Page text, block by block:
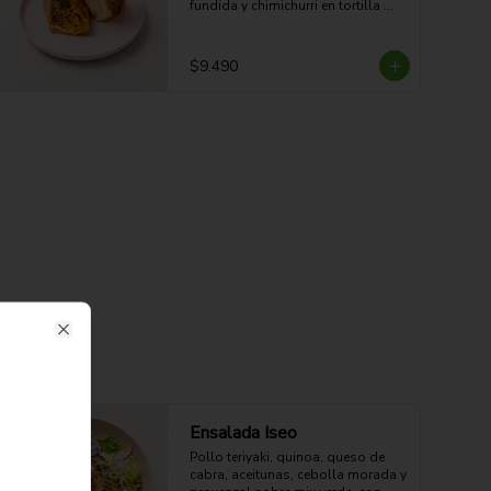
fundida y chimichurri en tortilla
45g Proteina - 58g Carbohidratos -
36g grasa - 6g Fibra - 748 Kcal
$9.490
Ensalada Iseo
Pollo teriyaki, quinoa, queso de
cabra, aceitunas, cebolla morada y